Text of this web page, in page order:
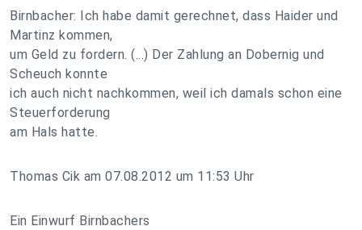
Birnbacher: Ich habe damit gerechnet, dass Haider und
Martinz kommen,
um Geld zu fordern. (...) Der Zahlung an Dobernig und
Scheuch konnte
ich auch nicht nachkommen, weil ich damals schon eine
Steuerforderung
am Hals hatte.
Thomas Cik am 07.08.2012 um 11:53 Uhr
Ein Einwurf Birnbachers